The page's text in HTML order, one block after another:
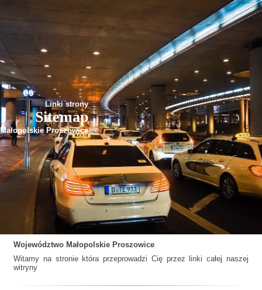
Linki strony
Sitemap
Małopolskie Proszowice
Województwo Małopolskie Proszowice
Witamy na stronie która przeprowadzi Cię przez linki całej naszej
witryny